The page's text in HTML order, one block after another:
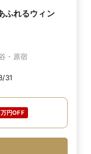
ふれるウィン
・原宿
31
万円OFF